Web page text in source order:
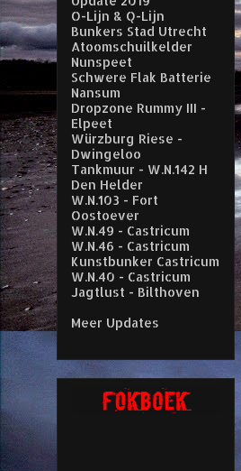
O-Lijn & Q-Lijn
Bunkers Stad Utrecht
Atoomschuilkelder
Nunspeet
Schwere Flak Batterie
Nansum
Dropzone Rummy III -
Elpeet
Würzburg Riese -
Dwingeloo
Tankmuur - W.N.142 H
Den Helder
W.N.103 - Fort
Oostoever
W.N.49 - Castricum
W.N.46 - Castricum
Kunstbunker Castricum
W.N.40 - Castricum
Jagtlust - Bilthoven
Meer Updates